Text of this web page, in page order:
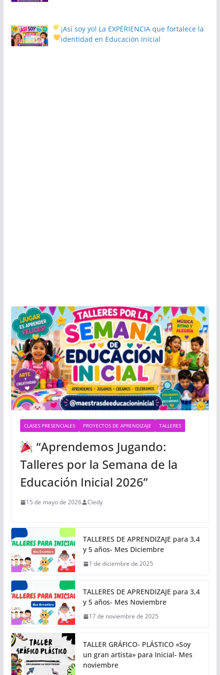
¡Así soy yo! La EXPERIENCIA que fortalece la
identidad en Educación Inicial
CLASES PRESENCIALES PROYECTOS DE APRENDIZAJE TALLERES
“Aprendemos Jugando:
Talleres por la Semana de la
Educación Inicial 2026”
15 de mayo de 2026 Cledy
TALLERES DE APRENDIZAJE para 3,4
y 5 años- Mes Diciembre
1 de diciembre de 2025
TALLERES DE APRENDIZAJE para 3,4
y 5 años- Mes Noviembre
17 de noviembre de 2025
TALLER GRÁFICO- PLÁSTICO «Soy
un gran artista» para Inicial- Mes
noviembre